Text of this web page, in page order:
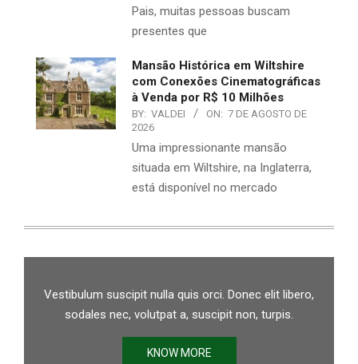
Pais, muitas pessoas buscam
presentes que
Mansão Histórica em Wiltshire
com Conexões Cinematográficas
à Venda por R$ 10 Milhões
BY: VALDEI ON: 7 DE AGOSTO DE
2026
Uma impressionante mansão
situada em Wiltshire, na Inglaterra,
está disponível no mercado
Vestibulum suscipit nulla quis orci. Donec elit libero,
sodales nec, volutpat a, suscipit non, turpis.
KNOW MORE